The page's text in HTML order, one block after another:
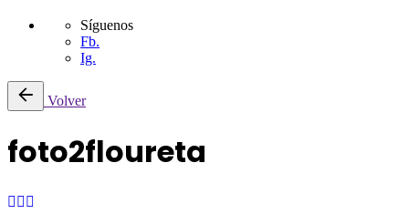
Síguenos
Fb.
Ig.
Volver
foto2floureta